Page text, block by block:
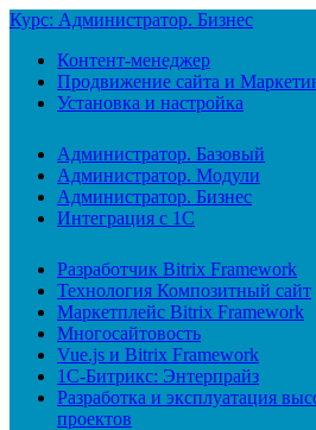
Курс: Администратор. Бизнес
Контент-менеджер
Продвижение сайта и
Установка и настройка
Администратор. Базовый
Администратор. Модули
Администратор. Бизнес
Интеграция с 1С
Разработчик Bitrix Framework
Технология Композитный сайт
Маркетплейс Bitrix Framework
Многосайтовость
Vue.js и Bitrix Framework
1С-Битрикс: Энтерпрайз
Разработка и эксплуатация
проектов